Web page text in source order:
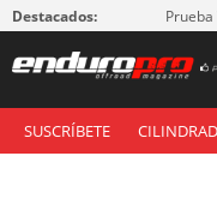
Destacados:
SUSCRÍBETE